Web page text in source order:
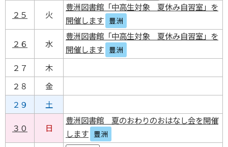
２５
火
豊洲図書館「中高生対象 夏休み自習室」を
開催します 豊洲
２６ 水
豊洲図書館「中高生対象 夏休み自習室」を
開催します 豊洲
２７
木
２８
金
２９
土
３０ 日
豊洲図書館 夏のおわりのおはなし会を開催
します 豊洲